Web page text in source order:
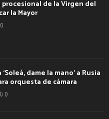
procesional de la Virgen del
la Mayor
0
dame la mano’ a Rusia
orquesta de cámara
0